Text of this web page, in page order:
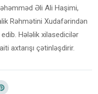
Əli Ali Haşimi,
Rəhmətini Xudafərindən
Hələlik xilasedicilər
axtarışı çətinləşdirir.